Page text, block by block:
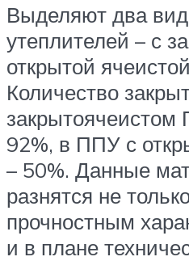
Выделяют два
утеплителей – с
открытой
Количество
закрытоячеистом
92%, в ППУ с
– 50%. Данные
разнятся не
прочностным
и в плане